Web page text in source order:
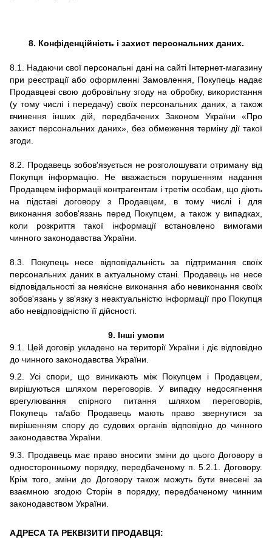
8. Конфіденційність і захист персональних даних.
8.1. Надаючи свої персональні дані на сайті Інтернет-магазину
при реєстрації або оформленні Замовлення, Покупець надає
Продавцеві свою добровільну згоду на обробку, використання
(у тому числі і передачу) своїх персональних даних, а також
вчинення інших дій, передбачених Законом України «Про
захист персональних даних», без обмеження терміну дії такої
згоди.
8.2. Продавець зобов'язується не розголошувати отриману від
Покупця інформацію. Не вважається порушенням надання
Продавцем інформації контрагентам і третім особам, що діють
на підставі договору з Продавцем, в тому числі і для
виконання зобов'язань перед Покупцем, а також у випадках,
коли розкриття такої інформації встановлено вимогами
чинного законодавства України.
8.3. Покупець несе відповідальність за підтримання своїх
персональних даних в актуальному стані. Продавець не несе
відповідальності за неякісне виконання або невиконання своїх
зобов'язань у зв'язку з неактуальністю інформації про Покупця
або невідповідністю її дійсності.
9. Інші умови
9.1. Цей договір укладено на території України і діє відповідно
до чинного законодавства України.
9.2. Усі спори, що виникають між Покупцем і Продавцем,
вирішуються шляхом переговорів. У випадку недосягнення
врегулювання спірного питання шляхом переговорів,
Покупець та/або Продавець мають право звернутися за
вирішенням спору до судових органів відповідно до чинного
законодавства України.
9.3. Продавець має право вносити зміни до цього Договору в
односторонньому порядку, передбаченому п. 5.2.1. Договору.
Крім того, зміни до Договору також можуть бути внесені за
взаємною згодою Сторін в порядку, передбаченому чинним
законодавством України.
АДРЕСА ТА РЕКВІЗИТИ ПРОДАВЦЯ: